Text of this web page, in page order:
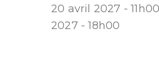
20 avril 2027 - 11h00
2027 - 18h00